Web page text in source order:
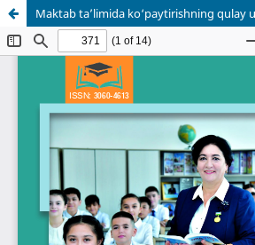
Maktab ta’limida ko‘paytirishning qulay